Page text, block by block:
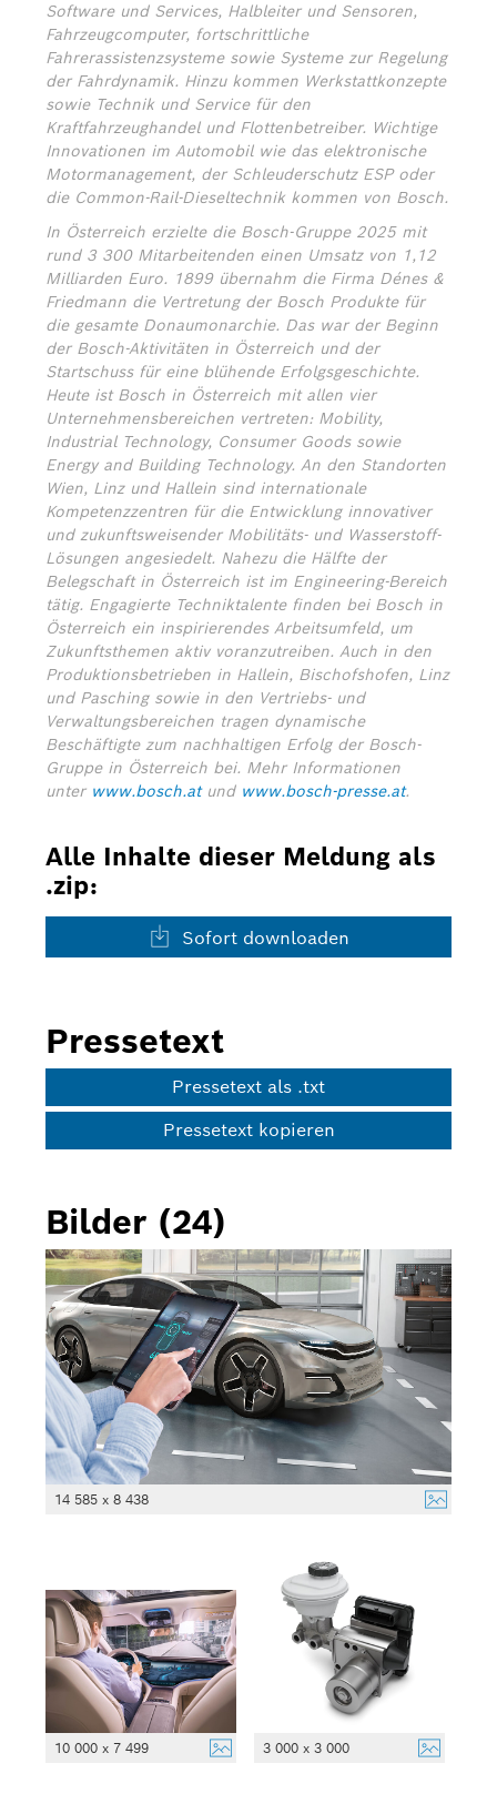
Software und Services, Halbleiter und Sensoren,
Fahrzeugcomputer, fortschrittliche
Fahrerassistenzsysteme sowie Systeme zur Regelung
der Fahrdynamik. Hinzu kommen Werkstattkonzepte
sowie Technik und Service für den
Kraftfahrzeughandel und Flottenbetreiber. Wichtige
Innovationen im Automobil wie das elektronische
Motormanagement, der Schleuderschutz ESP oder
die Common-Rail-Dieseltechnik kommen von Bosch.
In Österreich erzielte die Bosch-Gruppe 2025 mit
rund 3 300 Mitarbeitenden einen Umsatz von 1,12
Milliarden Euro. 1899 übernahm die Firma Dénes &
Friedmann die Vertretung der Bosch Produkte für
die gesamte Donaumonarchie. Das war der Beginn
der Bosch-Aktivitäten in Österreich und der
Startschuss für eine blühende Erfolgsgeschichte.
Heute ist Bosch in Österreich mit allen vier
Unternehmensbereichen vertreten: Mobility,
Industrial Technology, Consumer Goods sowie
Energy and Building Technology. An den Standorten
Wien, Linz und Hallein sind internationale
Kompetenzzentren für die Entwicklung innovativer
und zukunftsweisender Mobilitäts- und Wasserstoff-
Lösungen angesiedelt. Nahezu die Hälfte der
Belegschaft in Österreich ist im Engineering-Bereich
tätig. Engagierte Techniktalente finden bei Bosch in
Österreich ein inspirierendes Arbeitsumfeld, um
Zukunftsthemen aktiv voranzutreiben. Auch in den
Produktionsbetrieben in Hallein, Bischofshofen, Linz
und Pasching sowie in den Vertriebs- und
Verwaltungsbereichen tragen dynamische
Beschäftigte zum nachhaltigen Erfolg der Bosch-
Gruppe in Österreich bei. Mehr Informationen
unter www.bosch.atund www.bosch-presse.at.
Alle Inhalte dieser Meldung als
.zip:
Sofort downloaden
Pressetext
Pressetext als .txt
Pressetext kopieren
Bilder (24)
14 585 x 8 438
10 000 x 7 499 3 000 x 3 000